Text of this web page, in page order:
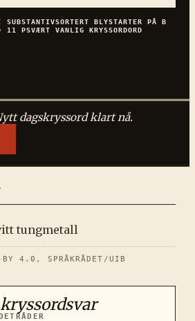
SUBSTANTIVSORTERT BLYSTARTER PÅB
11 PSVÆRT VANLIG KRYSSORDORD
dagskryssord klart nå.
tungmetall
BY 4.0, SPRÅKRÅDET/UIB